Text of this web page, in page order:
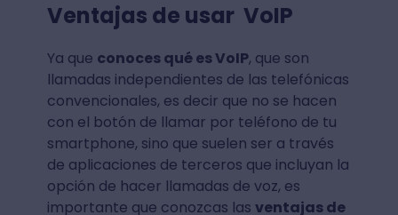
Ventajas de usar VoIP
Ya que conoces qué es VoIP, que son
llamadas independientes de las telefónicas
convencionales, es decir que no se hacen
con el botón de llamar por teléfono de tu
smartphone, sino que suelen ser a través
de aplicaciones de terceros que incluyan la
opción de hacer llamadas de voz, es
importante que conozcas las ventajas de